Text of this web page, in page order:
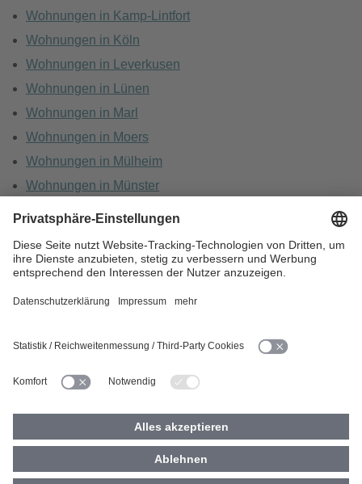
Wohnungen in Kamp-Lintfort
Wohnungen in Köln
Wohnungen in Leverkusen
Wohnungen in Lünen
Wohnungen in Marl
Wohnungen in Moers
Wohnungen in Mülheim
Wohnungen in Münster
HOME KARRIERE
BARRIEREFREIHEIT IMPRESSUM
COOKIES